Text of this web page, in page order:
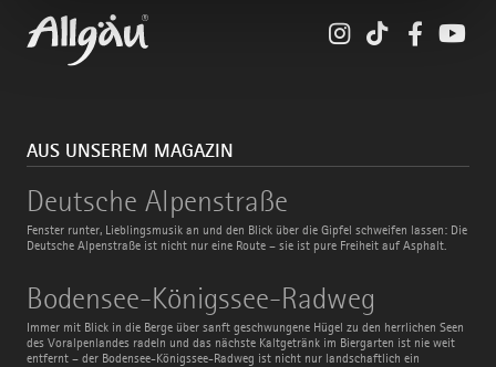
InstagramTikTok
AUS UNSEREM MAGAZIN
Deutsche Alpenstraße
Fenster runter, Lieblingsmusik an und den Blick über die Gipfel schweifen lassen: Die
Deutsche Alpenstraße ist nicht nur eine Route – sie ist pure Freiheit auf Asphalt.
Deutsche
Alpenstraße
Bodensee-Königssee-Radweg
Immer mit Blick in die Berge über sanft geschwungene Hügel zu den herrlichen Seen
des Voralpenlandes radeln und das nächste Kaltgetränk im Biergarten ist nie weit
entfernt – der Bodensee-Königssee-Radweg ist nicht nur landschaftlich ein
Bodensee-
Königssee-
Radweg